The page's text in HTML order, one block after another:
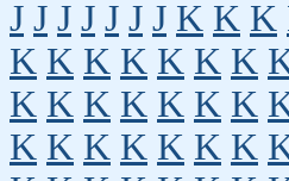
J J J J J J J K K K
K K K K K K K
K K K K K K K
K K K K K K K